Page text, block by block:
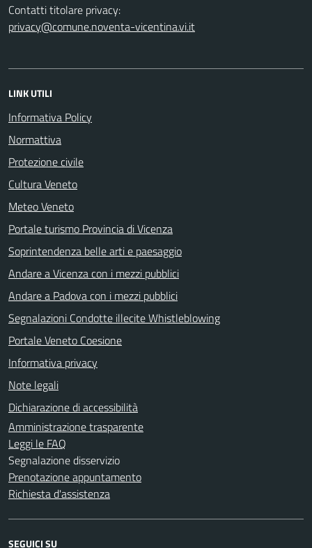
Contatti titolare privacy:
privacy@comune.noventa-vicentina.vi.it
LINK UTILI
Informativa Policy
Normattiva
Protezione civile
Cultura Veneto
Meteo Veneto
Portale turismo Provincia di Vicenza
Soprintendenza belle arti e paesaggio
Andare a Vicenza con i mezzi pubblici
Andare a Padova con i mezzi pubblici
Segnalazioni Condotte illecite Whistleblowing
Portale Veneto Coesione
Informativa privacy
Note legali
Dichiarazione di accessibilità
Amministrazione trasparente
Leggi le FAQ
Segnalazione disservizio
Prenotazione appuntamento
Richiesta d'assistenza
SEGUICI SU